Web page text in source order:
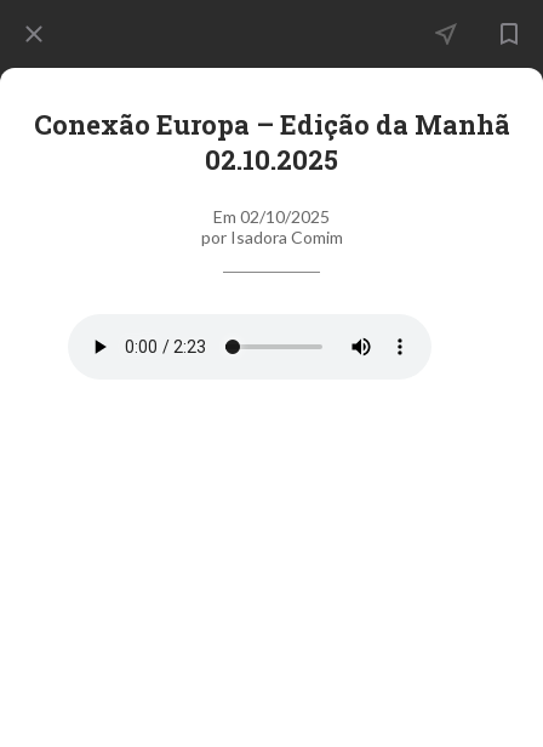
Conexão Europa – Edição da Manhã
02.10.2025
Em 02/10/2025
por Isadora Comim